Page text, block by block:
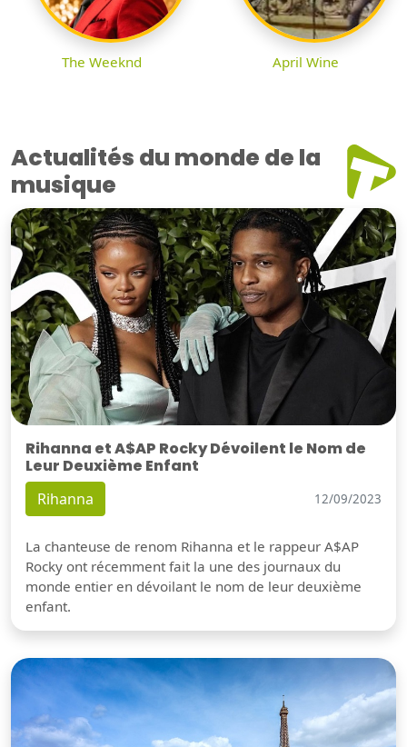
The Weeknd April Wine
Actualités du monde de la
musique
Rihanna et A$AP Rocky Dévoilent le Nom de
Leur Deuxième Enfant
Rihanna 12/09/2023
La chanteuse de renom Rihanna et le rappeur A$AP
Rocky ont récemment fait la une des journaux du
monde entier en dévoilant le nom de leur deuxième
enfant.